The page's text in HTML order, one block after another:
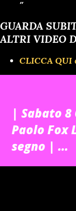
GUARDA
ALTRI VIDEO
CLICCA QUI
| Sabato
Paolo Fox
segno | ...